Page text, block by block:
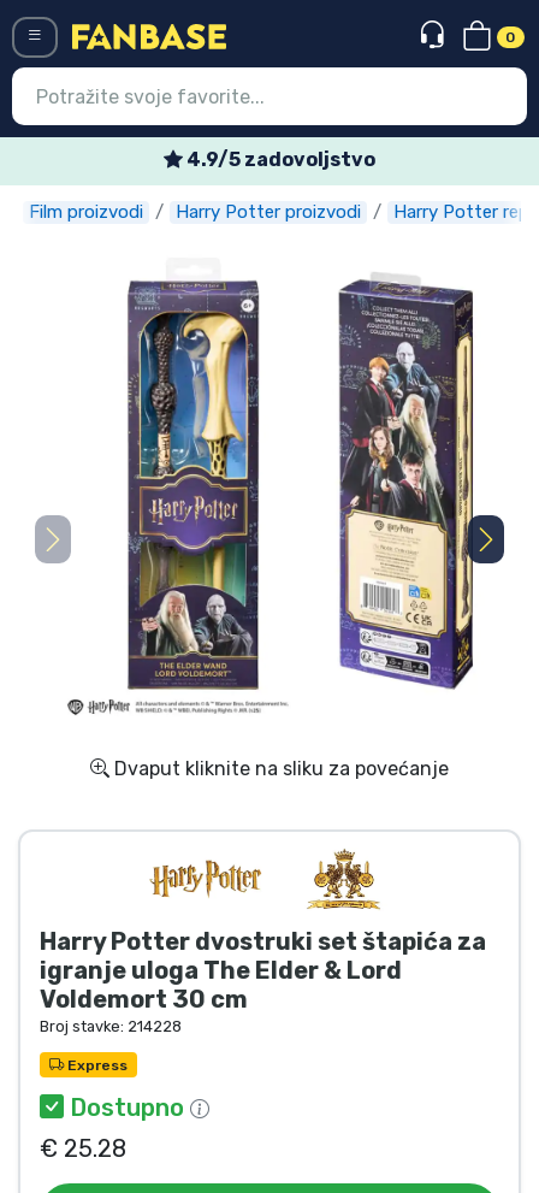
0
4.9/5 zadovoljstvo
Film proizvodi Harry Potter proizvodi Harry Potter
Dvaput kliknite na sliku za povećanje
Harry Potter dvostruki set štapića za
igranje uloga The Elder & Lord
Voldemort 30 cm
Broj stavke: 214228
Express
Dostupno
€ 25.28
Ulazak Registracija
Najnovije proizvodi
Ekspresna dostava
Prednarudžbe
Outlet proizvodi
Dostava i plaćanje
TV serija proizvodi
Film proizvodi
Crtani proizvodi
Anime proizvodi
Gamer proizvodi
Sportski proizvodi
Glazbeni proizvodi
Vrste proizvoda
Marke